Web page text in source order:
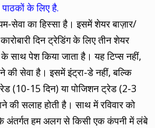
के लिए है.
सेवा का हिस्सा है। इसमें शेयर बाज़ार/
दिन ट्रेडिंग के लिए तीन शेयर
साथ पेश किया जाता है। यह टिप्स नहीं,
सेवा है। इसमें इंट्रा-डे नहीं, बल्कि
(10-15 दिन) या पोजिशन ट्रेड (2-3
की सलाह होती है। साथ में रविवार को
अंतर्गत हम अलग से किसी एक कंपनी में लंबे